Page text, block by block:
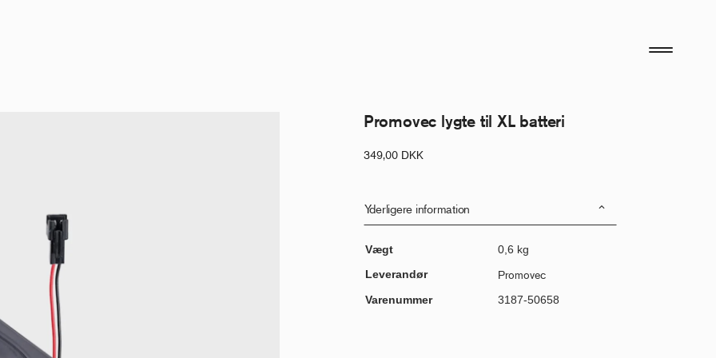
Promovec lygte til XL batteri
349,00 DKK
Yderligere information
Vægt
0,6 kg
Leverandør
Promovec
Varenummer 3187-50658